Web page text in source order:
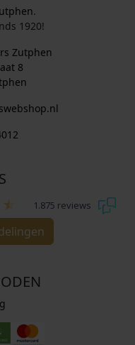
.
1920!
Zutphen
8
1.875 reviews